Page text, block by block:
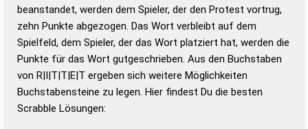
Duden – Standardwerk in 12 Bänden
Duden – Richtiges und gutes
Deutsch
Duden – Die deutsche Grammatik
Duden – Deutsches
beanstandet, werden dem Spieler, der den Protest vortrug,
zehn Punkte abgezogen. Das Wort verbleibt auf dem
Spielfeld, dem Spieler, der das Wort platziert hat, werden die
Punkte für das Wort gutgeschrieben. Aus den Buchstaben
von R|I|T|T|E|T ergeben sich weitere Möglichkeiten
Buchstabensteine zu legen. Hier findest Du die besten
Scrabble Lösungen: